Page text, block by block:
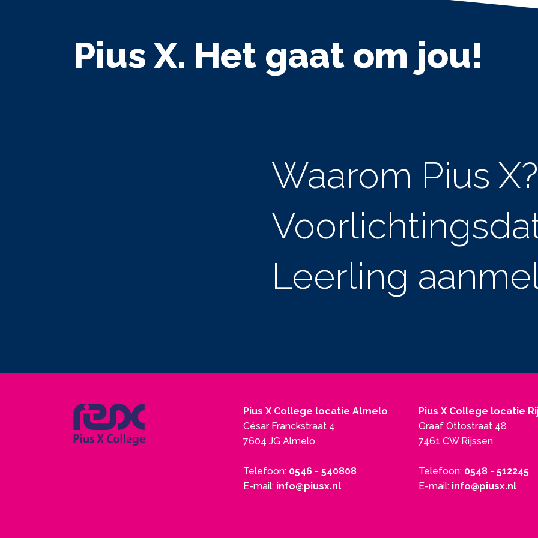
Pius X. Het gaat om jou!
Waarom Pius X?
Leerling
Pius X College locatie Almelo
César Franckstraat 4
7604 JG Almelo
Telefoon: 0546 - 540808
E-mail: info@piusx.nl
Pius X College locatie
Graaf Ottostraat 48
7461 CW Rijssen
Telefoon: 0548 - 512245
E-mail: info@piusx.nl